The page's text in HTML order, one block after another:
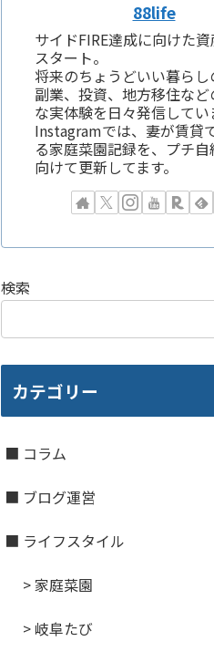
88life
サイドFIRE達成に向けた
スタート。
将来のちょうどいい暮らし
副業、投資、地方移住など
な実体験を日々発信してい
Instagramでは、妻が賃貸
る家庭菜園記録を、プチ
向けて更新してます。
検索
カテゴリー
■ コラム
■ ブログ運営
■ ライフスタイル
> 家庭菜園
> 岐阜たび